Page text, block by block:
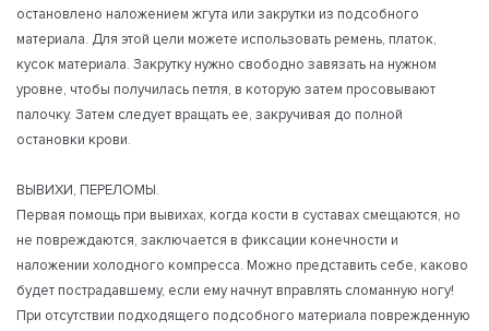
остановлено наложением жгута или закрутки из подсобного
материала. Для этой цели можете использовать ремень, платок,
кусок материала. Закрутку нужно свободно завязать на нужном
уровне, чтобы получилась петля, в которую затем просовывают
палочку. Затем следует вращать ее, закручивая до полной
остановки крови.
ВЫВИХИ, ПЕРЕЛОМЫ.
Первая помощь при вывихах, когда кости в суставах смещаются, но
не повреждаются, заключается в фиксации конечности и
наложении холодного компресса. Можно представить себе, каково
будет пострадавшему, если ему начнут вправлять сломанную ногу!
При отсутствии подходящего подсобного материала поврежденную